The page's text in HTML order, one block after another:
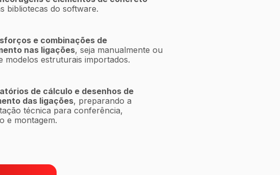
bibliotecas do software.
e combinações de
nas ligações, seja manualmente ou
modelos estruturais importados.
de cálculo e desenhos de
das ligações, preparando a
técnica para conferência,
e montagem.